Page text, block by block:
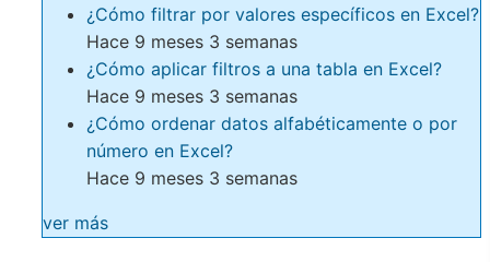
¿Cómo filtrar por valores específicos en Excel?
Hace 9 meses 3 semanas
¿Cómo aplicar filtros a una tabla en Excel?
Hace 9 meses 3 semanas
¿Cómo ordenar datos alfabéticamente o por
número en Excel?
Hace 9 meses 3 semanas
ver más